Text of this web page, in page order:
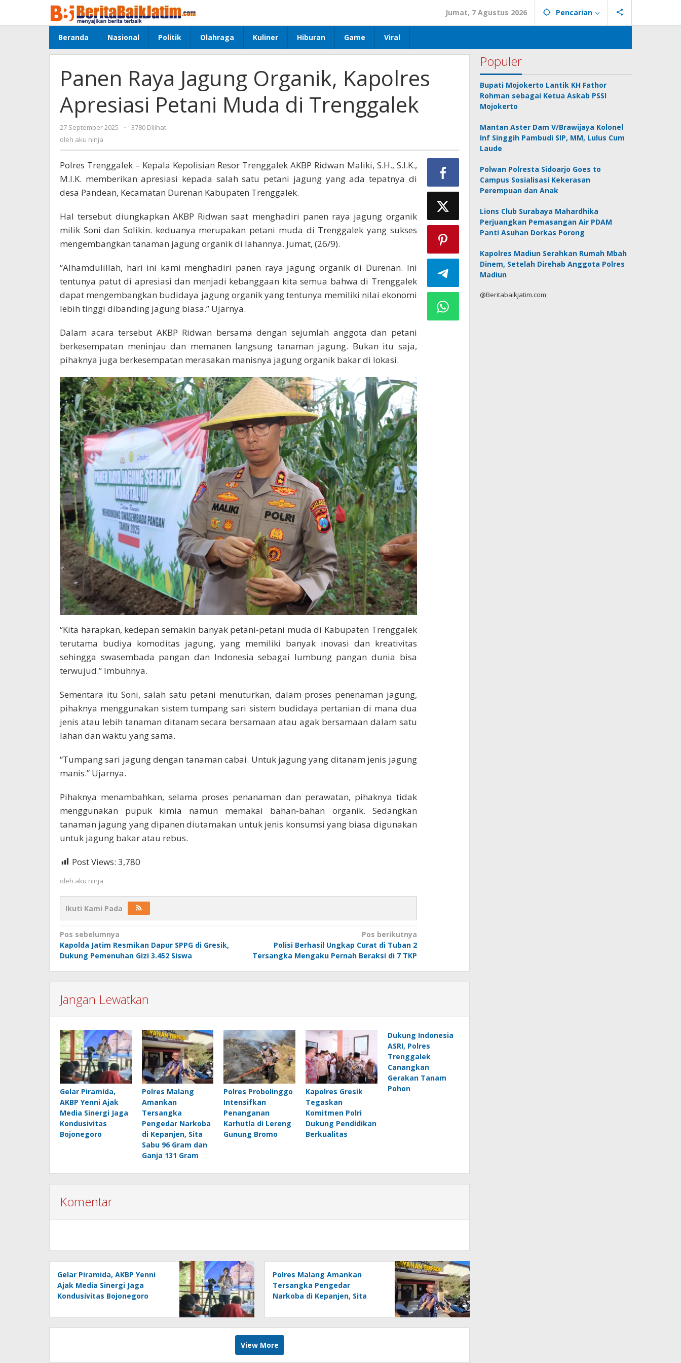
konten
Jumat, 7 Agustus 2026 Pencarian
Beranda Nasional Politik Olahraga Kuliner Hiburan Game Viral
Panen Raya Jagung Organik, Kapolres
Apresiasi Petani Muda di Trenggalek
27 September 2025
oleh
-
3780 Dilihat
oleh aku ninja
Polres Trenggalek – Kepala Kepolisian Resor Trenggalek AKBP Ridwan Maliki, S.H., S.I.K.,
M.I.K. memberikan apresiasi kepada salah satu petani jagung yang ada tepatnya di
desa Pandean, Kecamatan Durenan Kabupaten Trenggalek.
Hal tersebut diungkapkan AKBP Ridwan saat menghadiri panen raya jagung organik
milik Soni dan Solikin. keduanya merupakan petani muda di Trenggalek yang sukses
mengembangkan tanaman jagung organik di lahannya. Jumat, (26/9).
“Alhamdulillah, hari ini kami menghadiri panen raya jagung organik di Durenan. Ini
tentunya patut di apresiasi dan menjadi kebanggaan kita semua bahwa di Trenggalek
dapat mengembangkan budidaya jagung organik yang tentunya memiliki nilai ekonomi
lebih tinggi dibanding jagung biasa.” Ujarnya.
Dalam acara tersebut AKBP Ridwan bersama dengan sejumlah anggota dan petani
berkesempatan meninjau dan memanen langsung tanaman jagung. Bukan itu saja,
pihaknya juga berkesempatan merasakan manisnya jagung organik bakar di lokasi.
“Kita harapkan, kedepan semakin banyak petani-petani muda di Kabupaten Trenggalek
terutama budiya komoditas jagung, yang memiliki banyak inovasi dan kreativitas
sehingga swasembada pangan dan Indonesia sebagai lumbung pangan dunia bisa
terwujud.” Imbuhnya.
Sementara itu Soni, salah satu petani menuturkan, dalam proses penenaman jagung,
pihaknya menggunakan sistem tumpang sari sistem budidaya pertanian di mana dua
jenis atau lebih tanaman ditanam secara bersamaan atau agak bersamaan dalam satu
lahan dan waktu yang sama.
“Tumpang sari jagung dengan tanaman cabai. Untuk jagung yang ditanam jenis jagung
manis.” Ujarnya.
Pihaknya menambahkan, selama proses penanaman dan perawatan, pihaknya tidak
menggunakan pupuk kimia namun memakai bahan-bahan organik. Sedangkan
tanaman jagung yang dipanen diutamakan untuk jenis konsumsi yang biasa digunakan
untuk jagung bakar atau rebus.
Post Views: 3,780
oleh aku ninja
Ikuti Kami Pada
Navigasi
pos
Pos sebelumnya
Kapolda Jatim Resmikan Dapur SPPG di Gresik,
Dukung Pemenuhan Gizi 3.452 Siswa
Pos berikutnya
Polisi Berhasil Ungkap Curat di Tuban 2
Tersangka Mengaku Pernah Beraksi di 7 TKP
Jangan Lewatkan
Gelar Piramida,
AKBP Yenni Ajak
Media Sinergi Jaga
Kondusivitas
Bojonegoro
Polres Malang
Amankan
Tersangka
Pengedar Narkoba
di Kepanjen, Sita
Sabu 96 Gram dan
Ganja 131 Gram
Polres Probolinggo
Intensifkan
Penanganan
Karhutla di Lereng
Gunung Bromo
Kapolres Gresik
Tegaskan
Komitmen Polri
Dukung Pendidikan
Berkualitas
Dukung Indonesia
ASRI, Polres
Trenggalek
Canangkan
Gerakan Tanam
Pohon
Komentar
Gelar Piramida, AKBP Yenni
Ajak Media Sinergi Jaga
Kondusivitas Bojonegoro
Polres Malang Amankan
Tersangka Pengedar
Narkoba di Kepanjen, Sita
Gram
View More
Populer
Bupati Mojokerto Lantik KH Fathor
Rohman sebagai Ketua Askab PSSI
Mojokerto
Mantan Aster Dam V/Brawijaya Kolonel
Inf Singgih Pambudi SIP, MM, Lulus Cum
Laude
Polwan Polresta Sidoarjo Goes to
Campus Sosialisasi Kekerasan
Perempuan dan Anak
Lions Club Surabaya Mahardhika
Perjuangkan Pemasangan Air PDAM
Panti Asuhan Dorkas Porong
Kapolres Madiun Serahkan Rumah Mbah
Dinem, Setelah Direhab Anggota Polres
Madiun
@Beritabaikjatim.com